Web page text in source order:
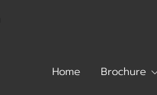
Home Brochure